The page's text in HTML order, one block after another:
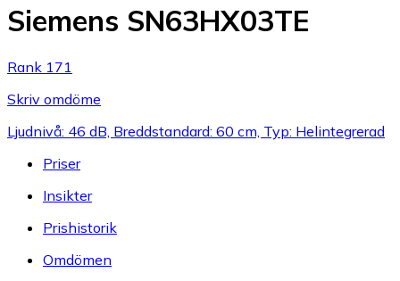
Siemens SN63HX03TE
Rank 171
Skriv omdöme
Ljudnivå: 46 dB, Breddstandard: 60 cm, Typ: Helintegrerad
Priser
Insikter
Prishistorik
Omdömen